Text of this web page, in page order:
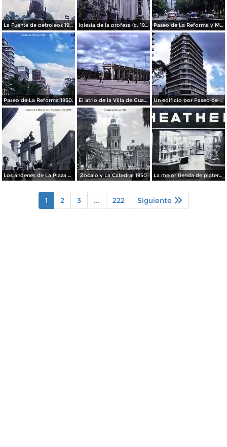
La Fuente de petroleos 1950. Iglesia de la profesa (c. 1950) Paseo de La Reforma y Mto a La Independencia 1950
Paseo de La Reforma 1950. El atrio de la Villa de Guadalupe 1950. Un edificio por Paseo de La Reforma 1950
Los andenes de La Plaza de toros Ciudad de México 1950 Zocalo y La Catedral 1950 La mejor tienda de plateria.
1 2 3 ... 222 Siguiente